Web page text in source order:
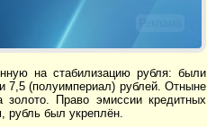
Реклама
на стабилизацию рубля: были
7,5 (полуимпериал) рублей. Отныне
золото. Право эмиссии кредитных
рубль был укреплён.